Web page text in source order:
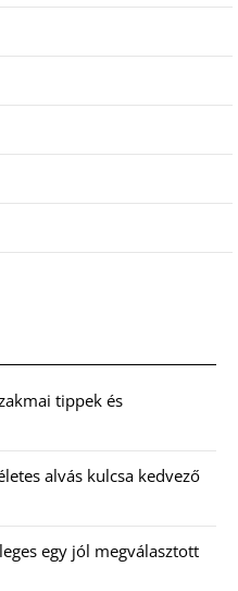
tippek és
alvás kulcsa kedvező
egy jól megválasztott